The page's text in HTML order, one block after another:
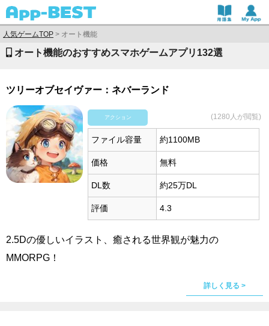
人気ゲームTOP > オート機能
オート機能のおすすめスマホゲームアプリ132選
ツリーオブセイヴァー：ネバーランド
アクション (1280人が閲覧)
ファイル容量 約1100MB
価格 無料
DL数 約25万DL
評価 4.3
2.5Dの優しいイラスト、癒される世界観が魅力の
MMORPG！
詳しく見る >